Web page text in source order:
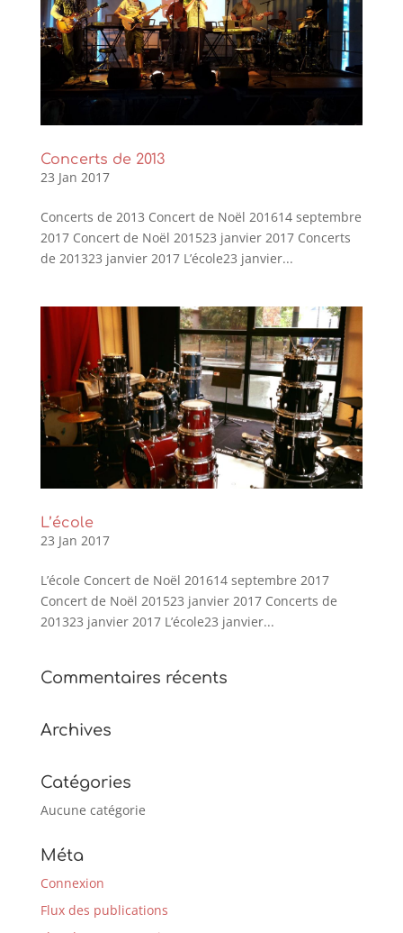
Concerts de 2013
23 Jan 2017
Concerts de 2013 Concert de Noël 201614 septembre
2017 Concert de Noël 201523 janvier 2017 Concerts
de 201323 janvier 2017 L’école23 janvier...
L’école
23 Jan 2017
L’école Concert de Noël 201614 septembre 2017
Concert de Noël 201523 janvier 2017 Concerts de
201323 janvier 2017 L’école23 janvier...
Commentaires récents
Archives
Catégories
Aucune catégorie
Méta
Connexion
Flux des publications